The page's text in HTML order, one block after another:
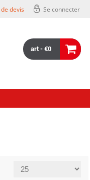
devis Se connecter
art - €0